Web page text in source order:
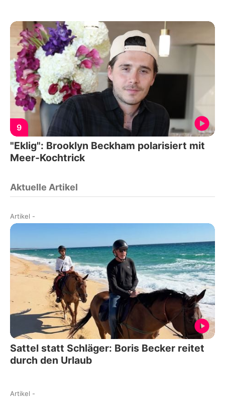
9
"Eklig": Brooklyn Beckham polarisiert mit
Meer-Kochtrick
Aktuelle Artikel
Artikel -
Sattel statt Schläger: Boris Becker reitet
durch den Urlaub
Artikel -